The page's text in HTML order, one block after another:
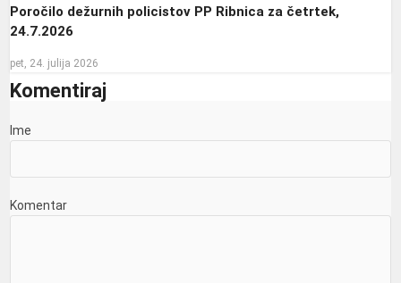
Poročilo dežurnih policistov PP Ribnica za četrtek,
24.7.2026
pet, 24. julija 2026
Komentiraj
Ime
Komentar